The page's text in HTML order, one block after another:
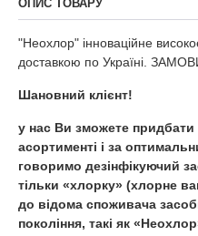
ОПИС ТОВАРУ
"Неохлор" інноваційне
доставкою по Україні.
Шановний клієнт!
у нас Ви зможете придбати
асортименті і за
говоримо дезінфікуючий
тільки «хлорку» (хлорне
до відома споживача
покоління, такі як